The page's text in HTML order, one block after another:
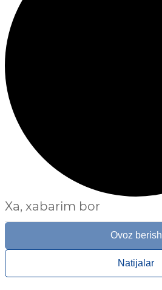
Xa, xabarim bor
Ovoz berish
Natijalar